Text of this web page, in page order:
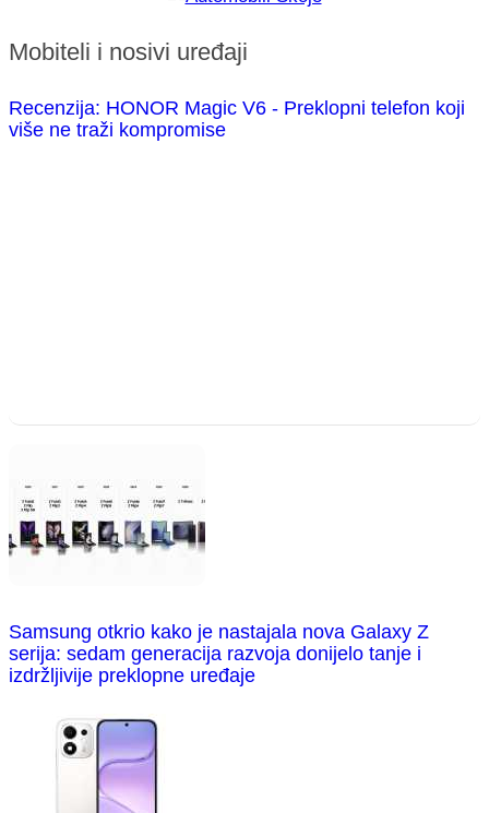
Mobiteli i nosivi uređaji
Recenzija: HONOR Magic V6 - Preklopni telefon koji
više ne traži kompromise
Samsung otkrio kako je nastajala nova Galaxy Z
serija: sedam generacija razvoja donijelo tanje i
izdržljivije preklopne uređaje